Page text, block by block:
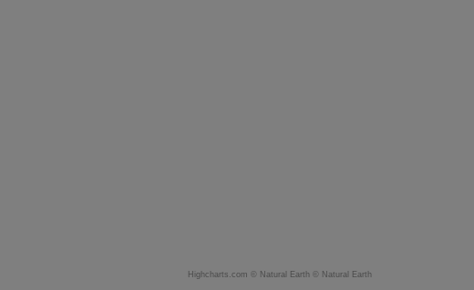
Highcharts.com © Natural Earth © Natural Earth